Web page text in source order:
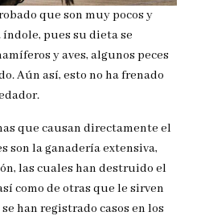
que son muy pocos y
pues su dieta se
y aves, algunos peces
Aún así, esto no ha frenado
que causan directamente el
son la ganadería extensiva,
las cuales han destruido el
como de otras que le sirven
han registrado casos en los